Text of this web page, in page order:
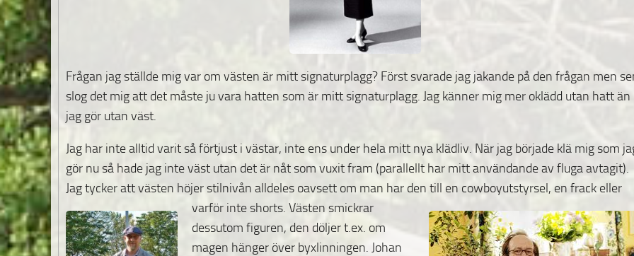
Frågan jag ställde mig var om västen är mitt signaturplagg? Först svarade jag jakande på den frågan men
slog det mig att det måste ju vara hatten som är mitt signaturplagg. Jag känner mig mer oklädd utan hatt än
jag gör utan väst.
Jag har inte alltid varit så förtjust i västar, inte ens under hela mitt nya klädliv. När jag började klä mig som
gör nu så hade jag inte väst utan det är nåt som vuxit fram (parallellt har mitt användande av fluga avtagit).
Jag tycker att västen höjer stilnivån alldeles oavsett om man har den till en cowboyutstyrsel, en frack eller
varför inte shorts. Västen smickrar
dessutom figuren, den döljer t.ex. om
magen hänger över byxlinningen. Johan